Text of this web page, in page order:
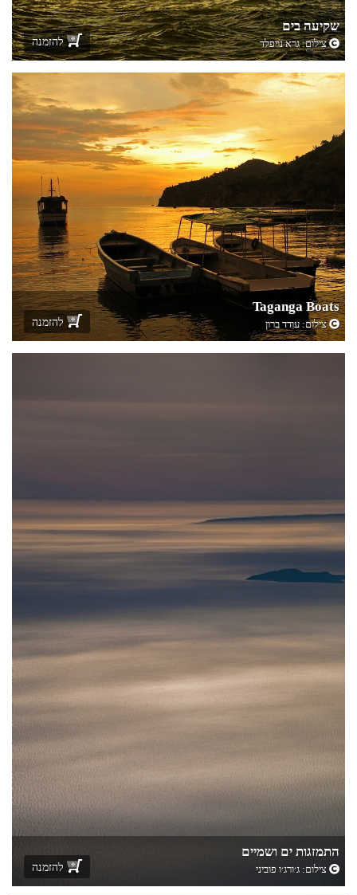
שקיעה בים
צילום:גרא נויפלד להזמנה
Taganga Boats
צילום:עודד ברון להזמנה
התמזגות ים ושמיים
צילום: ג׳ורג׳ו פוביני להזמנה